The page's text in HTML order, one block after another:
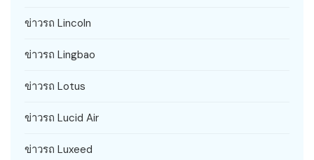
ข่าวรถ Lincoln
ข่าวรถ Lingbao
ข่าวรถ Lotus
ข่าวรถ Lucid Air
ข่าวรถ Luxeed